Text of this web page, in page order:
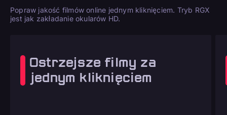
Popraw jakość filmów online jednym kliknięciem. Tryb RGX
jest jak zakładanie okularów HD.
Ostrzejsze filmy za
jednym kliknięciem